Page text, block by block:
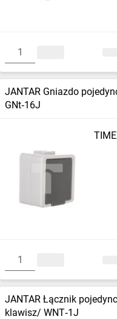
JANTAR Gniazdo
GNt‑16J
JANTAR Łącznik
klawisz/ WNT‑1J